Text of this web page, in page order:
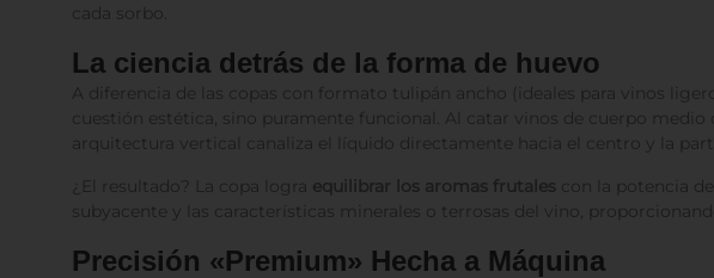
cada sorbo.
La ciencia detrás de la forma de huevo
A diferencia de las copas con formato tulipán ancho (ideales para vinos
cuestión estética, sino puramente funcional. Al catar vinos de cuerpo
arquitectura vertical canaliza el líquido directamente hacia el centro y la
¿El resultado? La copa logra equilibrar los aromas frutales con la potencia
subyacente y las características minerales o terrosas del vino,
Precisión «Premium» Hecha a Máquina